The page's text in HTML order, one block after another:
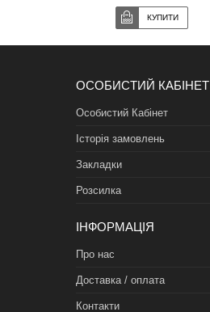
ОСОБИСТИЙ КАБІНЕТ
Особистий Кабінет
Історія замовлень
Закладки
Розсилка
ІНФОРМАЦІЯ
Про нас
Доставка / оплата
Контакти